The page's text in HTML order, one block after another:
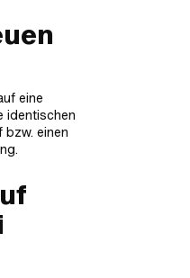
eine
identischen
einen